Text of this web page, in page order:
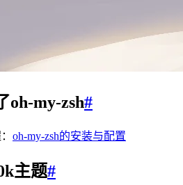
oh-my-zsh#
oh-my-zsh的安装与配置
主题#